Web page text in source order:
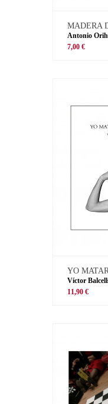
MADERA
Antonio
7,00 €
YO
Víctor
11,90 €